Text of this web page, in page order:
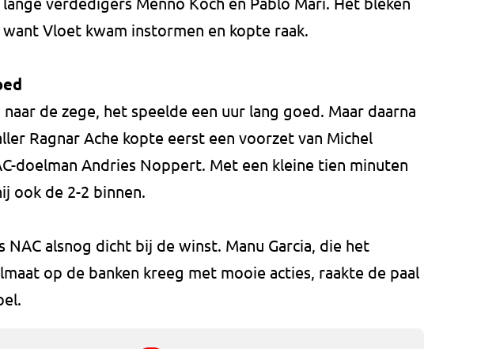
Vloet kwam instormen en kopte raak.
de zege, het speelde een uur lang goed. Maar daarna
Ragnar Ache kopte eerst een voorzet van Michel
doelman Andries Noppert. Met een kleine tien minuten
ook de 2-2 binnen.
NAC alsnog dicht bij de winst. Manu Garcia, die het
op de banken kreeg met mooie acties, raakte de paal